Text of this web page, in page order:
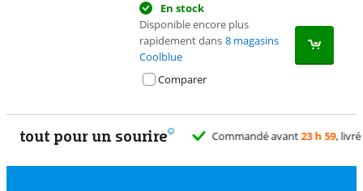
En stock
Disponible encore plus
rapidement dans 8 magasins
Coolblue
Comparer
tout pour un sourire 11